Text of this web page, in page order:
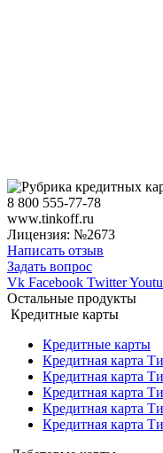
8 800 555-77-78
www.tinkoff.ru
Лицензия: №2673
Написать отзыв
Задать вопрос
Vk Facebook Twitter
Остальные продукты
Кредитные карты
Кредитные карты
Кредитная карта
Кредитная карта
Кредитная карта
Кредитная карта
Кредитная карта